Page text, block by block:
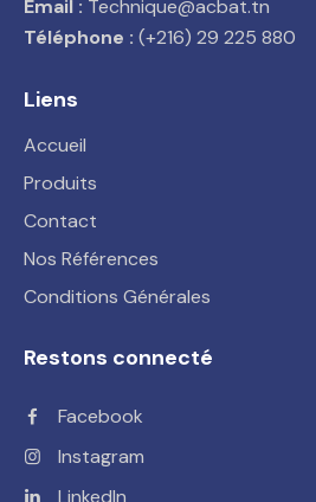
Email : Technique@acbat.tn
Téléphone : (+216) 29 225 880
Liens
Accueil
Produits
Contact
Nos Références
Conditions Générales
Restons connecté
Facebook
Instagram
LinkedIn